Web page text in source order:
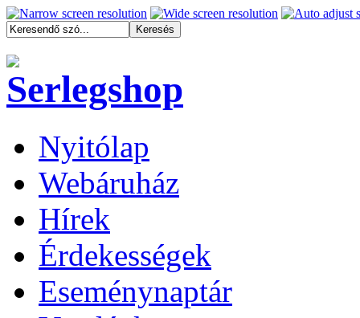
Nyitólap
Webáruház
Hírek
Érdekességek
Eseménynaptár